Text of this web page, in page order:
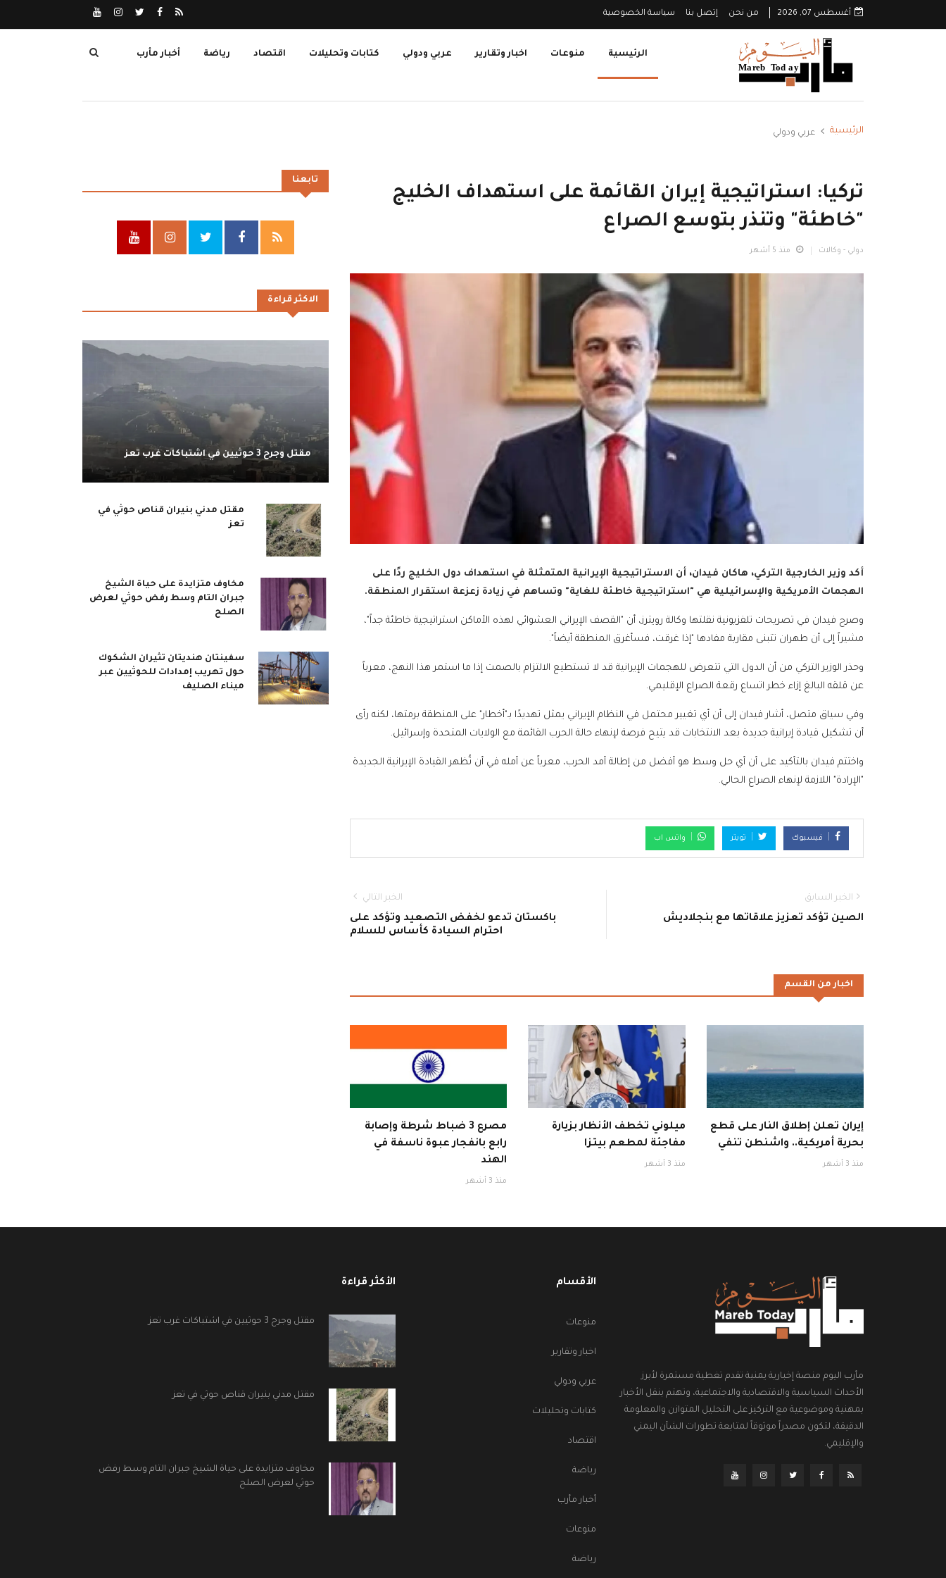
أغسطس 07, 2026 من نحن إتصل بنا سياسة الخصوصية
الرئيسية منوعات اخبار وتقارير عربي ودولي كتابات وتحليلات اقتصاد رياضة أخبار مأرب
الرئيسية عربي ودولي
تركيا: استراتيجية إيران القائمة على استهداف الخليج
"خاطئة" وتنذر بتوسع الصراع
دولي - وكالات منذ 5 أشهر
أكد وزير الخارجية التركي، هاكان فيدان، أن الاستراتيجية الإيرانية المتمثلة في استهداف دول الخليج ردًا على
الهجمات الأمريكية والإسرائيلية هي "استراتيجية خاطئة للغاية" وتساهم في زيادة زعزعة استقرار المنطقة.
وصرح فيدان في تصريحات تلفزيونية نقلتها وكالة رويترز، أن "القصف الإيراني العشوائي لهذه الأماكن استراتيجية خاطئة جداً"،
مشيراً إلى أن طهران تتبنى مقاربة مفادها "إذا غرقت، فسأغرق المنطقة أيضاً".
وحذر الوزير التركي من أن الدول التي تتعرض للهجمات الإيرانية قد لا تستطيع الالتزام بالصمت إذا ما استمر هذا النهج، معرباً
عن قلقه البالغ إزاء خطر اتساع رقعة الصراع الإقليمي.
وفي سياق متصل، أشار فيدان إلى أن أي تغيير محتمل في النظام الإيراني يمثل تهديدًا بـ"أخطار" على المنطقة برمتها، لكنه رأى
أن تشكيل قيادة إيرانية جديدة بعد الانتخابات قد يتيح فرصة لإنهاء حالة الحرب القائمة مع الولايات المتحدة وإسرائيل.
واختتم فيدان بالتأكيد على أن أي حل وسط هو أفضل من إطالة أمد الحرب، معرباً عن أمله في أن تُظهر القيادة الإيرانية الجديدة
"الإرادة" اللازمة لإنهاء الصراع الحالي.
فيسبوك تويتر واتس اب
الخبر السابق
الصين تؤكد تعزيز علاقاتها مع بنجلاديش
الخبر التالي
باكستان تدعو لخفض التصعيد وتؤكد على
احترام السيادة كأساس للسلام
اخبار من القسم
إيران تعلن إطلاق النار على قطع
بحرية أمريكية.. واشنطن تنفي
منذ 3 أشهر
ميلوني تخطف الأنظار بزيارة
مفاجئة لمطعم بيتزا
منذ 3 أشهر
مصرع 3 ضباط شرطة وإصابة
رابع بانفجار عبوة ناسفة في
الهند
منذ 3 أشهر
تابعنا
الاكثر قراءة
مقتل وجرح 3 حوثيين في اشتباكات غرب تعز
مقتل مدني بنيران قناص حوثي في
تعز
مخاوف متزايدة على حياة الشيخ
جبران التام وسط رفض حوثي لعرض
الصلح
سفينتان هنديتان تثيران الشكوك
حول تهريب إمدادات للحوثيين عبر
ميناء الصليف
مأرب اليوم منصة إخبارية يمنية تقدم تغطية مستمرة لأبرز
الأحداث السياسية والاقتصادية والاجتماعية، وتهتم بنقل الأخبار
بمهنية وموضوعية مع التركيز على التحليل المتوازن والمعلومة
الدقيقة، لتكون مصدراً موثوقاً لمتابعة تطورات الشأن اليمني
والإقليمي.
الأقسام
منوعات
اخبار وتقارير
عربي ودولي
كتابات وتحليلات
اقتصاد
رياضة
أخبار مأرب
منوعات
رياضة
الأكثر قراءة
مقتل وجرح 3 حوثيين في اشتباكات غرب تعز
مقتل مدني بنيران قناص حوثي في تعز
مخاوف متزايدة على حياة الشيخ جبران التام وسط رفض
حوثي لعرض الصلح